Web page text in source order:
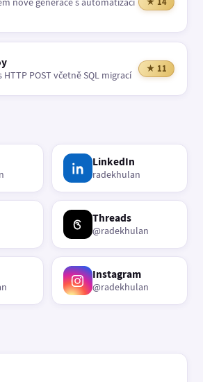
POST včetně SQL migrací
★ 11
LinkedIn
radekhulan
Threads
@radekhulan
Instagram
@radekhulan